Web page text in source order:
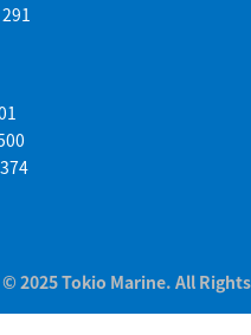
© 2025 Tokio Marine. All